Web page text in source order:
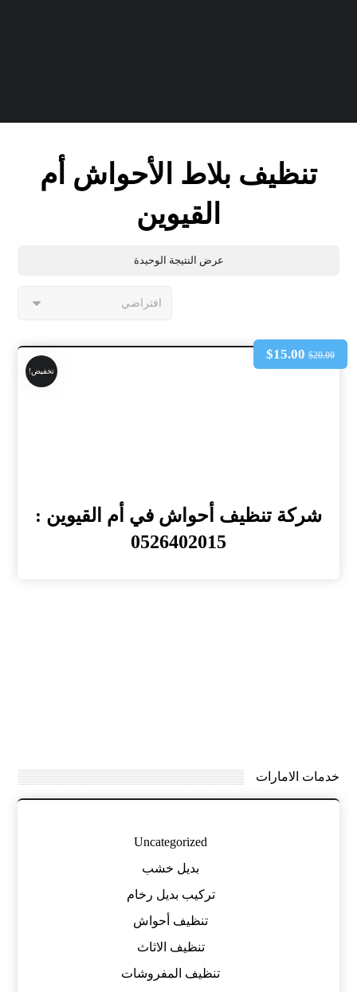
تنظيف بلاط الأحواش أم
القيوين
عرض النتيجة الوحيدة
تخفيض!
شركة تنظيف أحواش في أم القيوين :
0526402015
$20.00
$15.00
خدمات الامارات
Uncategorized
بديل خشب
تركيب بديل رخام
تنظيف أحواش
تنظيف الاثاث
تنظيف المفروشات